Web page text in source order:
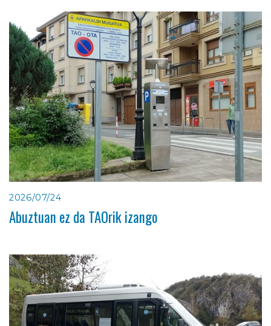
2026/07/24
Abuztuan ez da TAOrik izango